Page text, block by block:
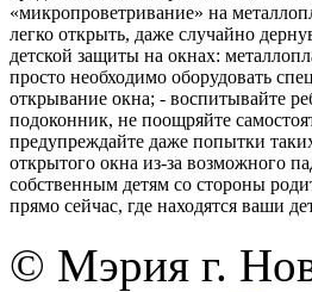
«микропроветривание» на
легко открыть, даже случайно
детской защиты на окнах:
просто необходимо оборудовать
открывание окна; - воспитывайте
подоконник, не поощряйте
предупреждайте даже попытки
открытого окна из-за возможного
собственным детям со стороны
прямо сейчас, где находятся ваши
© Мэрия г.